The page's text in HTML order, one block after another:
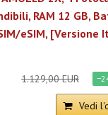
RAM 12 GB,
eSIM, [Versione
1.129,00 EUR
Vedi